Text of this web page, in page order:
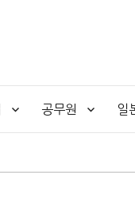
공무원 일